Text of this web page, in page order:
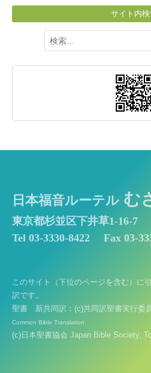
サイト内
検
索:
日本福音ルーテル む
東京都杉並区下井草1-16-7
Tel 03-3330-8422
Fax 03-
このサイト（下位のページを含む）に
訳です。
聖書 新共同訳：(c)共同訳聖書実行委
Common Bible Translation
(c)日本聖書協会 Japan Bible Society,